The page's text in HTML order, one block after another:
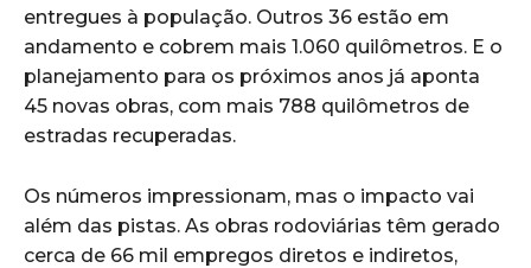
entregues à população. Outros 36 estão em
andamento e cobrem mais 1.060 quilômetros. E o
planejamento para os próximos anos já aponta
45 novas obras, com mais 788 quilômetros de
estradas recuperadas.
Os números impressionam, mas o impacto vai
além das pistas. As obras rodoviárias têm gerado
cerca de 66 mil empregos diretos e indiretos,